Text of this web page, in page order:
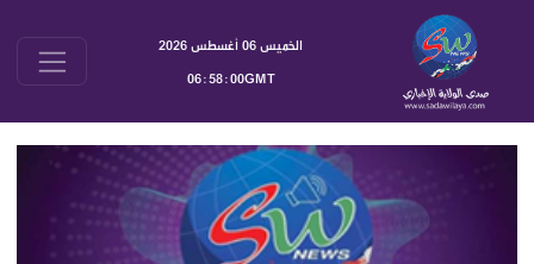
الخميس 06 أغسطس 2026
06:58:00GMT